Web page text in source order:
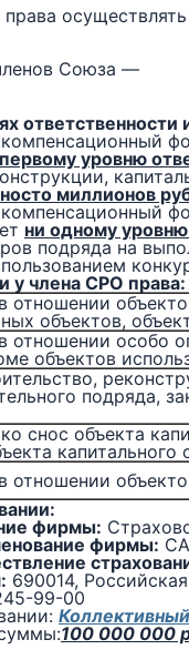
Союза —
первому уровню
миллионов
ни одному
подряда на
у члена СРО права:
отношении
объектов,
отношении особо
объектов
подряда,
снос объекта
капитального
отношении
фирмы:
фирмы:
690014,
99-00
100 000 000